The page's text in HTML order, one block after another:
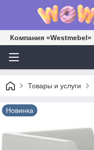
Компания «Westmebel»
Товары и услуги
Новинка